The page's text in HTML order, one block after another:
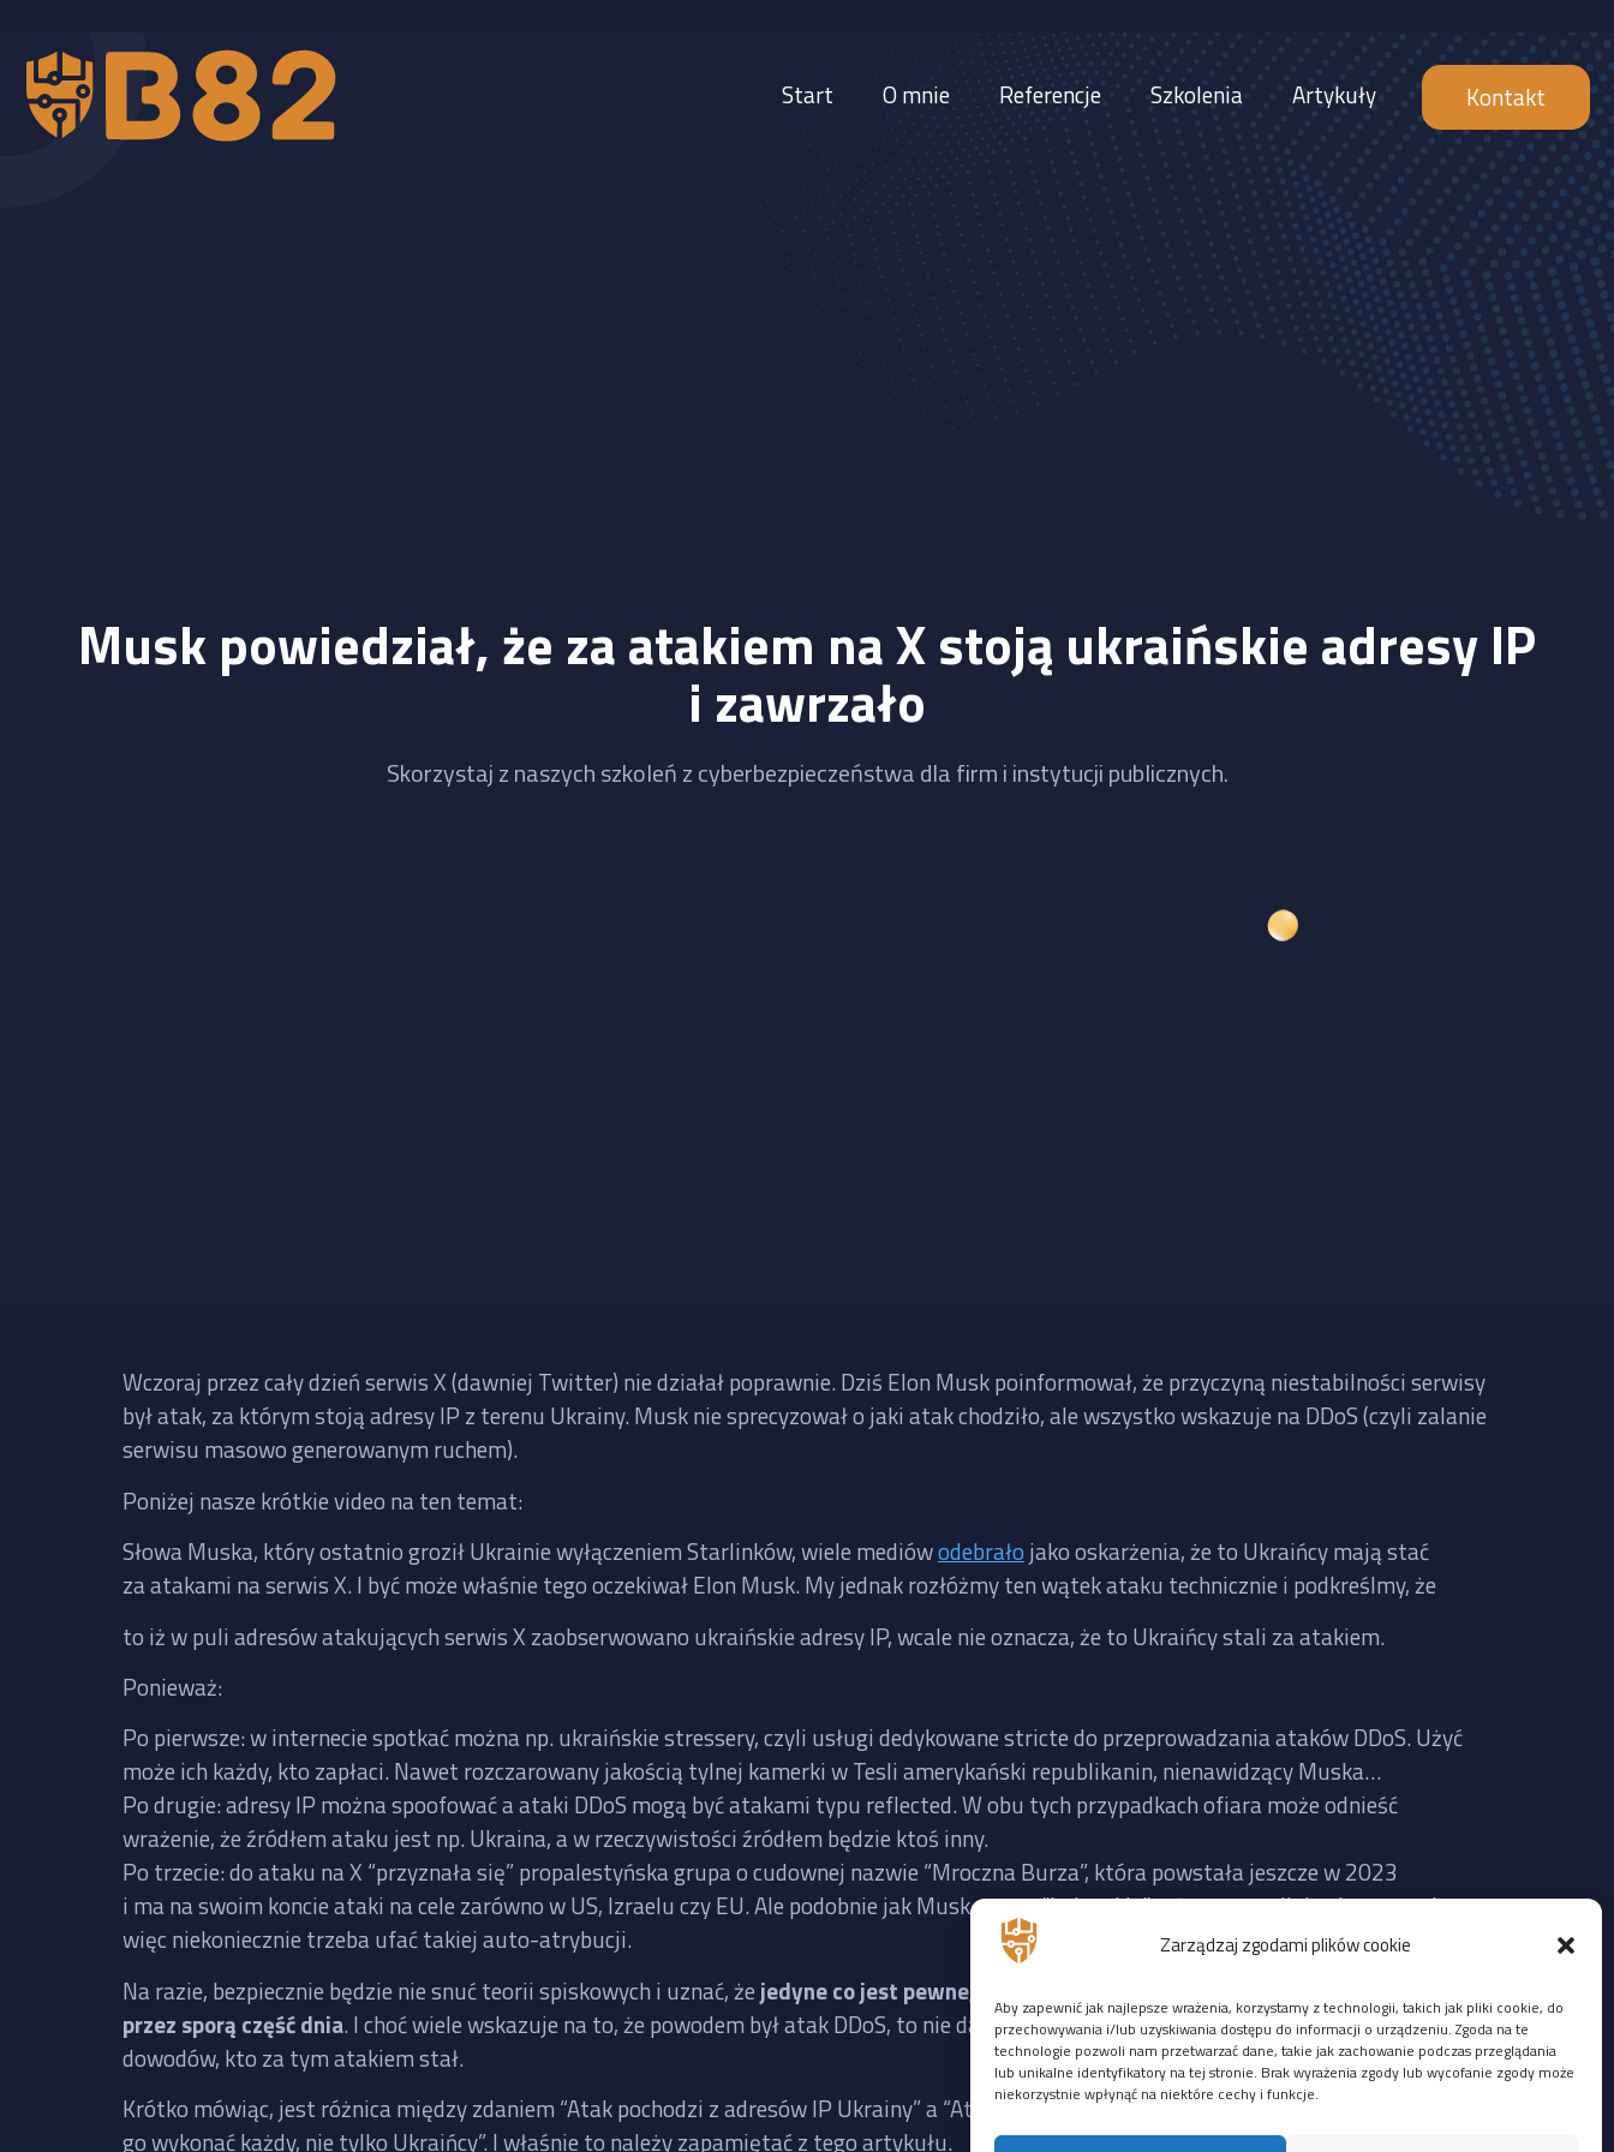
Zarządzaj zgodami plików cookie
Aby zapewnić jak najlepsze wrażenia, korzystamy z technologii, takich jak pliki cookie, do
przechowywania i/lub uzyskiwania dostępu do informacji o urządzeniu. Zgoda na te
technologie pozwoli nam przetwarzać dane, takie jak zachowanie podczas przeglądania
lub unikalne identyfikatory na tej stronie. Brak wyrażenia zgody lub wycofanie zgody może
niekorzystnie wpłynąć na niektóre cechy i funkcje.
Start O mnie Referencje Szkolenia Artykuły Kontakt
Musk powiedział, że za atakiem na X stoją ukraińskie adresy IP
i zawrzało
Skorzystaj z naszych szkoleń z cyberbezpieczeństwa dla firm i instytucji publicznych.
Wczoraj przez cały dzień serwis X (dawniej Twitter) nie działał poprawnie. Dziś Elon Musk poinformował, że przyczyną niestabilności serwisy
był atak, za którym stoją adresy IP z terenu Ukrainy. Musk nie sprecyzował o jaki atak chodziło, ale wszystko wskazuje na DDoS (czyli zalanie
serwisu masowo generowanym ruchem).
Poniżej nasze krótkie video na ten temat:
Słowa Muska, który ostatnio groził Ukrainie wyłączeniem Starlinków, wiele mediówodebrało jako oskarżenia, że to Ukraińcy mają stać
za atakami na serwis X. I być może właśnie tego oczekiwał Elon Musk. My jednak rozłóżmy ten wątek ataku technicznie i podkreślmy, że
to iż w puli adresów atakujących serwis X zaobserwowano ukraińskie adresy IP, wcale nie oznacza, że to Ukraińcy stali za atakiem.
Ponieważ:
Po pierwsze: w internecie spotkać można np. ukraińskie stressery, czyli usługi dedykowane stricte do przeprowadzania ataków DDoS. Użyć
może ich każdy, kto zapłaci. Nawet rozczarowany jakością tylnej kamerki w Tesli amerykański republikanin, nienawidzący Muska…
Po drugie: adresy IP można spoofować a ataki DDoS mogą być atakami typu reflected. W obu tych przypadkach ofiara może odnieść
wrażenie, że źródłem ataku jest np. Ukraina, a w rzeczywistości źródłem będzie ktoś inny.
Po trzecie: do ataku na X “przyznała się” propalestyńska grupa o cudownej nazwie “Mroczna Burza”, która powstała jeszcze w 2023
i ma na swoim koncie ataki na cele zarówno w US, Izraelu czy EU. Ale podobnie jak Musk, grupy “hakerskie” też często mijają się z prawdą,
więc niekoniecznie trzeba ufać takiej auto-atrybucji.
Na razie, bezpiecznie będzie nie snuć teorii spiskowych i uznać, że jedyne co jest pewne, to to, że Twitter faktycznie nie działał wczoraj
przez sporą część dnia. I choć wiele wskazuje na to, że powodem był atak DDoS, to nie da się ustalić na bazie aktualnie udostępnionych
dowodów, kto za tym atakiem stał.
Krótko mówiąc, jest różnica między zdaniem “Atak pochodzi z adresów IP Ukrainy” a “Atak pochodzi z adresów IP Ukrainy, ale mógł
go wykonać każdy, nie tylko Ukraińcy”. I właśnie to należy zapamiętać z tego artykułu.